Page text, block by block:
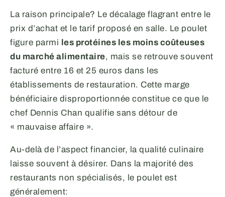
La raison principale? Le décalage flagrant entre le
prix d’achat et le tarif proposé en salle. Le poulet
figure parmi les protéines les moins coûteuses
du marché alimentaire, mais se retrouve souvent
facturé entre 16 et 25 euros dans les
établissements de restauration. Cette marge
bénéficiaire disproportionnée constitue ce que le
chef Dennis Chan qualifie sans détour de
« mauvaise affaire ».
Au-delà de l’aspect financier, la qualité culinaire
laisse souvent à désirer. Dans la majorité des
restaurants non spécialisés, le poulet est
généralement: